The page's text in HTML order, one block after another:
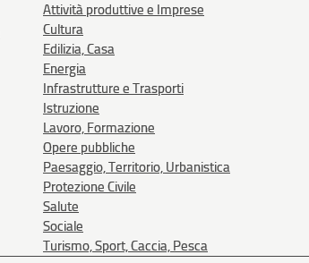
Attività produttive e Imprese
Cultura
Edilizia, Casa
Energia
Infrastrutture e Trasporti
Istruzione
Lavoro, Formazione
Opere pubbliche
Paesaggio, Territorio, Urbanistica
Protezione Civile
Salute
Sociale
Turismo, Sport, Caccia, Pesca